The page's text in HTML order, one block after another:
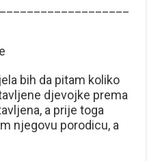
bih da pitam koliko
djevojke prema
a prije toga
njegovu porodicu, a